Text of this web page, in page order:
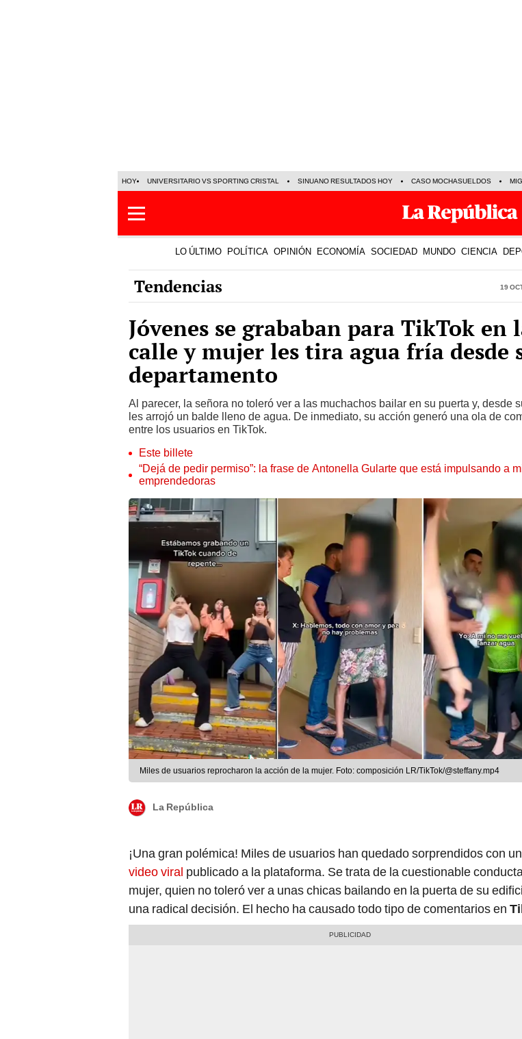
HOY UNIVERSITARIO VS SPORTING CRISTAL SINUANO RESULTADOS HOY CASO MOCHASUELDOS
LO ÚLTIMO POLÍTICA OPINIÓN ECONOMÍA SOCIEDAD MUNDO CIENCIA
Tendencias 19
Jóvenes se grababan para TikTok en
calle y mujer les tira agua fría desde
departamento
Al parecer, la señora no toleró ver a las muchachos bailar en su puerta y, desde
les arrojó un balde lleno de agua. De inmediato, su acción generó una ola de
entre los usuarios en TikTok.
Este billete
“Dejá de pedir permiso”: la frase de Antonella Gularte que está impulsando a
emprendedoras
Miles de usuarios reprocharon la acción de la mujer. Foto: composición LR/TikTok/@steffany.mp4
La República
¡Una gran polémica! Miles de usuarios han quedado sorprendidos con
video viral publicado a la plataforma. Se trata de la cuestionable
mujer, quien no toleró ver a unas chicas bailando en la puerta de su
una radical decisión. El hecho ha causado todo tipo de comentarios en